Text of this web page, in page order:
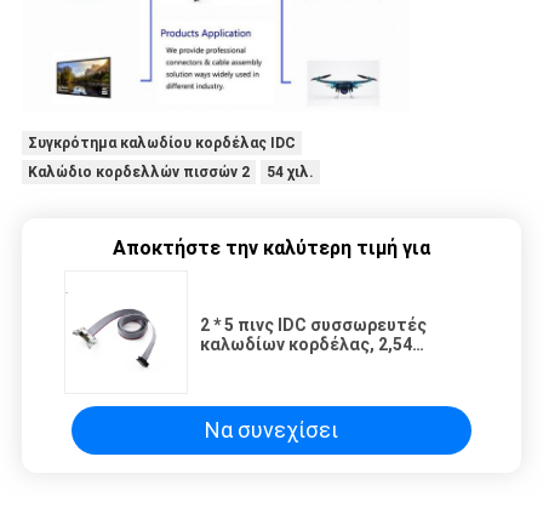
Συγκρότημα καλωδίου κορδέλας IDC
Καλώδιο κορδελλών πισσών 2
54 χιλ.
Αποκτήστε την καλύτερη τιμή για
2 * 5 πινς IDC συσσωρευτές
καλωδίων κορδέλας, 2,54
Να συνεχίσει